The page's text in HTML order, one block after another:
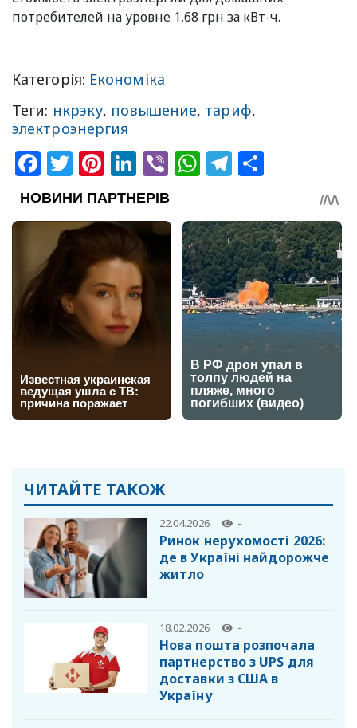
потребителей на уровне 1,68 грн за кВт-ч.
Категорія: Економіка
Теги: нкрэку, повышение, тариф,
электроэнергия
Facebook
Twitter
Pinterest
LinkedIn
ViberWhatsApp
Telegram
ЧИТАЙТЕ ТАКОЖ
22.04.2026 -
Ринок нерухомості 2026:
де в Україні найдорожче
житло
18.02.2026 -
Нова пошта розпочала
партнерство з UPS для
доставки з США в
Україну